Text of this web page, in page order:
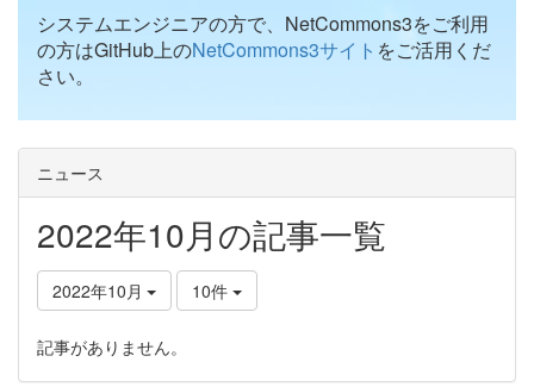
システムエンジニアの方で、NetCommons3をご利用
の方はGitHub上のNetCommons3サイト をご活用くだ
さい。
ニュース
2022年10月の記事一覧
2022年10月 10件
記事がありません。